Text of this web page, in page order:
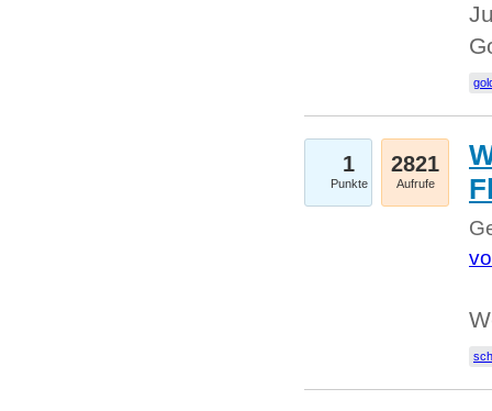
1
Punkte
2821
Aufrufe